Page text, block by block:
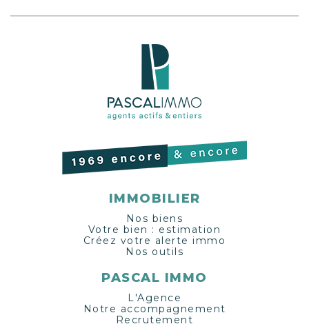
confort et fonctionnalité au quotidien. En
double en supplément. Ce bien rare sur le
marché se démarque par sa terrasse
exceptionnelle, sa suite parentale, sa
luminosité remarquable, ses prestations
haut de gamme et sa situation idéale à
proximité immédiate des commerces, des
IMMOBILIER
Nos biens
Votre bien : estimation
Créez votre alerte immo
Nos outils
PASCAL IMMO
L'Agence
Notre accompagnement
Recrutement